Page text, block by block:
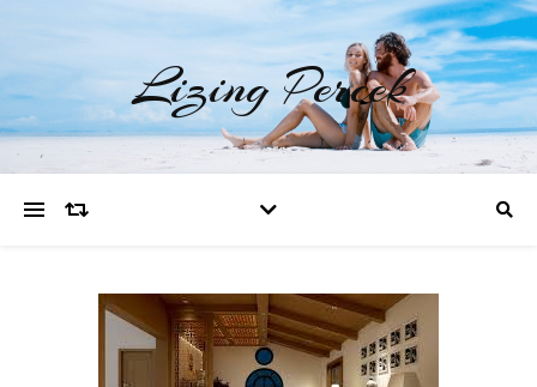
Lizing Percek